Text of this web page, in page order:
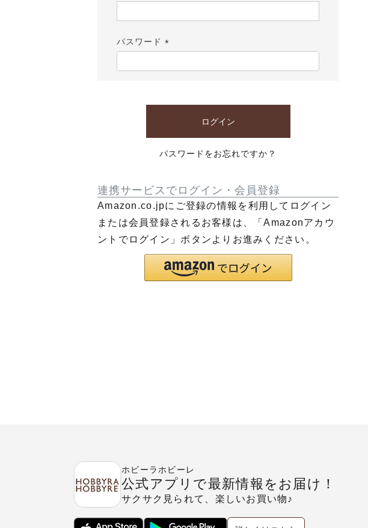
須)
パスワード
須)
ログイン
パスワードをお忘れですか？
連携サービスでログイン・会員登録
Amazon.co.jpにご登録の情報を利用してログイン
または会員登録されるお客様は、「Amazonアカウ
ントでログイン」ボタンよりお進みください。
ホビーラホビーレ
公式アプリで最新情報をお届け！
サクサク見られて、楽しいお買い物♪